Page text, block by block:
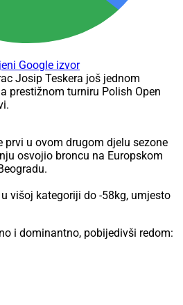
Google izvor
Josip Teskera još jednom
prestižnom turniru Polish Open
prvi u ovom drugom djelu sezone
osvojio broncu na Europskom
višoj kategoriji do -58kg, umjesto
i dominantno, pobijedivši redom: